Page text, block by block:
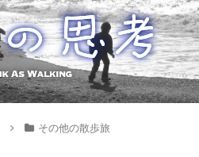
その他の散歩旅